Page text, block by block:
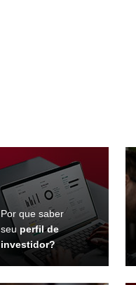
Por que saber
seu perfil de
investidor?